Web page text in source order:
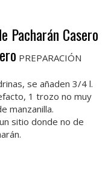
Pacharán Casero
PREPARACIÓN
se añaden 3/4 l.
1 trozo no muy
manzanilla.
sitio donde no de